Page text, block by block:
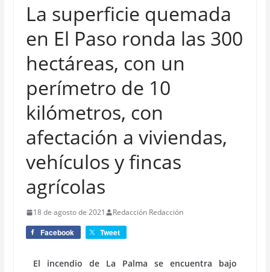
La superficie quemada
en El Paso ronda las 300
hectáreas, con un
perímetro de 10
kilómetros, con
afectación a viviendas,
vehículos y fincas
agrícolas
18 de agosto de 2021 Redacción Redacción
Facebook Tweet
El incendio de La Palma se encuentra bajo